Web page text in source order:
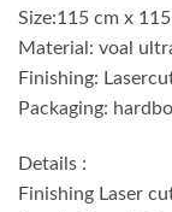
Size:115 cm x
Material: voal
Finishing:
Packaging:
Details :
Finishing Laser